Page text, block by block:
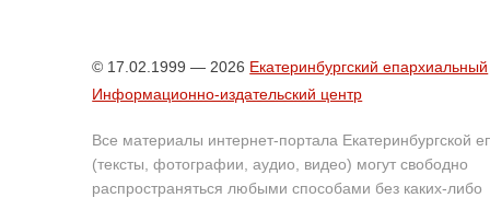
© 17.02.1999 — 2026 Екатеринбургский епархиальный
Информационно-издательский центр
Все материалы интернет-портала Екатеринбургской
(тексты, фотографии, аудио, видео) могут свободно
распространяться любыми способами без каких-либо